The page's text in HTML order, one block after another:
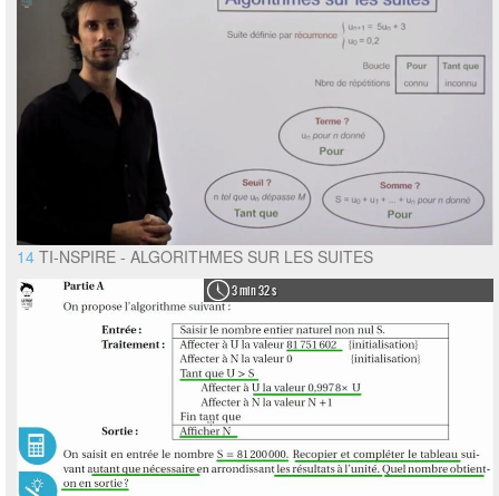
14 TI-NSPIRE - ALGORITHMES SUR LES SUITES
3 min 32 s